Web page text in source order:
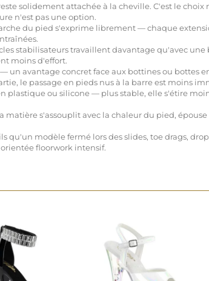
solidement attachée à la cheville. C'est le
n'est pas une option.
du pied s'exprime librement — chaque
stabilisateurs travaillent davantage qu'avec
moins d'effort.
un avantage concret face aux bottines ou bottes
le passage en pieds nus à la barre est moins
plastique ou silicone — plus stable, elle s'étire
matière s'assouplit avec la chaleur du pied,
qu'un modèle fermé lors des slides, toe drags,
floorwork intensif.